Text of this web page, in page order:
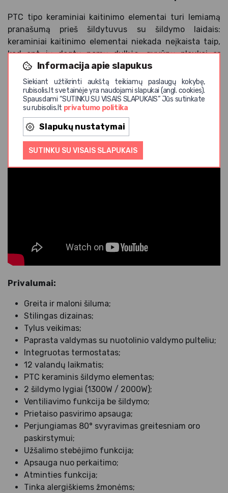
Informacija apie slapukus
Siekiant užtikrinti aukštą teikiamų paslaugų kokybę,
rubisolis.lt svetainėje yra naudojami slapukai (angl. cookies).
Spausdami “SUTINKU SU VISAIS SLAPUKAIS” Jūs sutinkate
su rubisolis.lt privatumo politika
Slapukų nustatymai
SUTINKU SU VISAIS SLAPUKAIS
PTC tipo keraminiai kaitinimo elementai turi lemiamą
pranašumą prieš šildytuvus su šildymo laidais:
keraminiai kaitinimo elementai niekada neįkaista taip,
kad ant jų degtų namų dulkės, gyvūnų plaukai ar
vabzdžiai. Nėra nemalonių degimo kvapų, patalpos oras
išlieka maloniai švarus, o tai ypač pastebima
alergiškiems ir jautrių kvėpavimo takų žmonėms.
Privalumai:
Greita ir maloni šiluma;
Stilingas dizainas;
Tylus veikimas;
Paprasta valdymas su nuotolinio valdymo pulteliu;
Integruotas termostatas;
12 valandų laikmatis;
PTC keraminis šildymo elementas;
2 šildymo lygiai (1300W / 2000W);
Ventiliavimo funkcija be šildymo;
Prietaiso pasvirimo apsauga;
Perjungiamas 80° svyravimas greitesniam oro
paskirstymui;
Užšalimo stebėjimo funkcija;
Apsauga nuo perkaitimo;
Atminties funkcija;
Tinka alergiškiems žmonėms;